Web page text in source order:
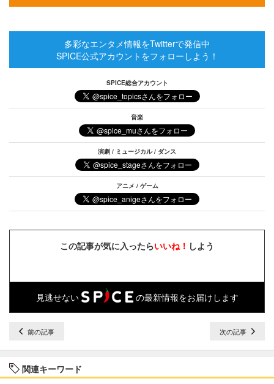
多彩なエンタメ情報をTwitterで発信中
SPICE公式アカウントをフォローしよう！
SPICE総合アカウント
音楽
演劇 / ミュージカル / ダンス
アニメ / ゲーム
この記事が気に入ったらいいね！ しよう
見逃せない の最新情報をお届けします
前の記事 次の記事
関連キーワード